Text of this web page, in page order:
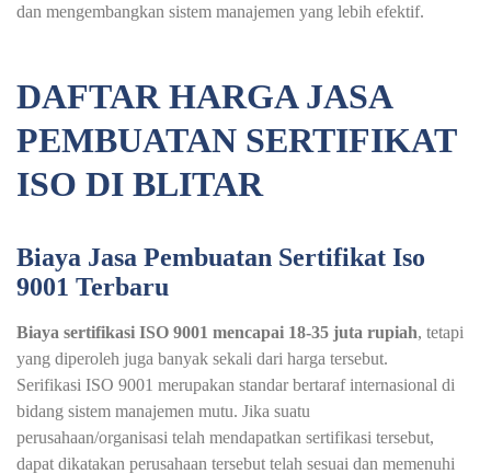
dan mengembangkan sistem manajemen yang lebih efektif.
DAFTAR HARGA JASA
PEMBUATAN SERTIFIKAT
ISO DI BLITAR
Biaya Jasa Pembuatan Sertifikat Iso
9001 Terbaru
Biaya sertifikasi ISO 9001 mencapai 18-35 juta rupiah, tetapi
yang diperoleh juga banyak sekali dari harga tersebut.
Serifikasi ISO 9001 merupakan standar bertaraf internasional di
bidang sistem manajemen mutu. Jika suatu
perusahaan/organisasi telah mendapatkan sertifikasi tersebut,
dapat dikatakan perusahaan tersebut telah sesuai dan memenuhi